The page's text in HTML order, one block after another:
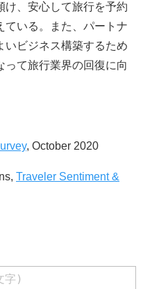
け、安心して旅行を予約
ている。また、パートナ
いビジネス構築するため
って旅行業界の回復に向
, October 2020
Traveler Sentiment &